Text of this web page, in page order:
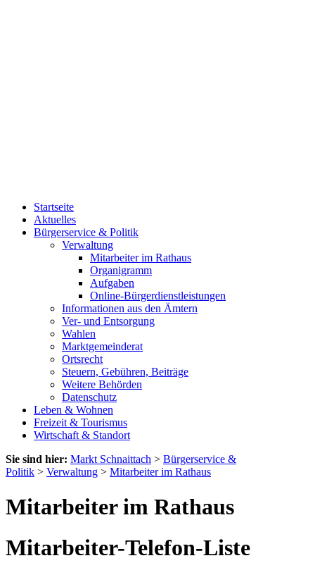
Startseite
Aktuelles
Bürgerservice & Politik
Verwaltung
Mitarbeiter im Rathaus
Organigramm
Aufgaben
Online-Bürgerdienstleistungen
Informationen aus den Ämtern
Ver- und Entsorgung
Wahlen
Marktgemeinderat
Ortsrecht
Steuern, Gebühren, Beiträge
Weitere Behörden
Datenschutz
Leben & Wohnen
Freizeit & Tourismus
Wirtschaft & Standort
Sie sind hier: Markt Schnaittach > Bürgerservice &
Politik > Verwaltung > Mitarbeiter im Rathaus
Mitarbeiter im Rathaus
Mitarbeiter-Telefon-Liste